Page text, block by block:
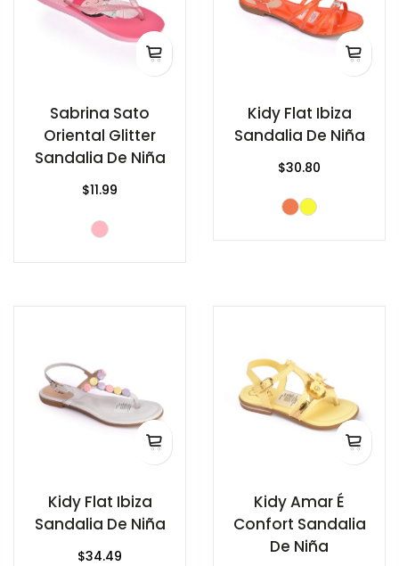
Sabrina Sato
Oriental Glitter
Sandalia De Niña
$11.99
Kidy Flat Ibiza
Sandalia De Niña
$30.80
Kidy Flat Ibiza
Sandalia De Niña
$34.49
Kidy Amar É
Confort Sandalia
De Niña